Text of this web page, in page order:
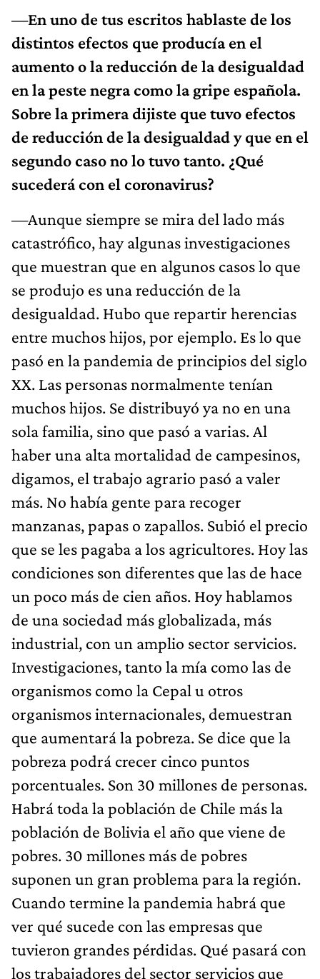
—En uno de tus escritos hablaste de los
distintos efectos que producía en el
aumento o la reducción de la desigualdad
en la peste negra como la gripe española.
Sobre la primera dijiste que tuvo efectos
de reducción de la desigualdad y que en el
segundo caso no lo tuvo tanto. ¿Qué
sucederá con el coronavirus?
—Aunque siempre se mira del lado más
catastrófico, hay algunas investigaciones
que muestran que en algunos casos lo que
se produjo es una reducción de la
desigualdad. Hubo que repartir herencias
entre muchos hijos, por ejemplo. Es lo que
pasó en la pandemia de principios del siglo
XX. Las personas normalmente tenían
muchos hijos. Se distribuyó ya no en una
sola familia, sino que pasó a varias. Al
haber una alta mortalidad de campesinos,
digamos, el trabajo agrario pasó a valer
más. No había gente para recoger
manzanas, papas o zapallos. Subió el precio
que se les pagaba a los agricultores. Hoy las
condiciones son diferentes que las de hace
un poco más de cien años. Hoy hablamos
de una sociedad más globalizada, más
industrial, con un amplio sector servicios.
Investigaciones, tanto la mía como las de
organismos como la Cepal u otros
organismos internacionales, demuestran
que aumentará la pobreza. Se dice que la
pobreza podrá crecer cinco puntos
porcentuales. Son 30 millones de personas.
Habrá toda la población de Chile más la
población de Bolivia el año que viene de
pobres. 30 millones más de pobres
suponen un gran problema para la región.
Cuando termine la pandemia habrá que
ver qué sucede con las empresas que
tuvieron grandes pérdidas. Qué pasará con
los trabajadores del sector servicios que